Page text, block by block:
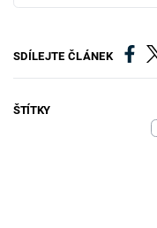
SDÍLEJTE ČLÁNEK
ŠTÍTKY